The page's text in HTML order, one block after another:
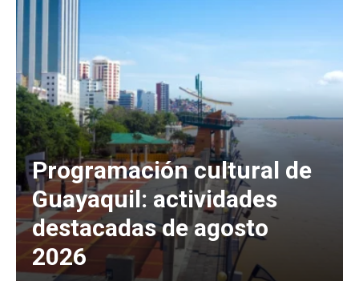
Programación cultural de
Guayaquil: actividades
destacadas de agosto
2026